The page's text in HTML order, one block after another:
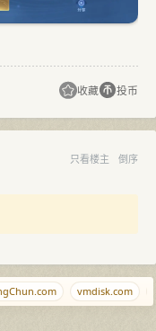
收藏 投币
只看楼主 倒序
vmdisk.com